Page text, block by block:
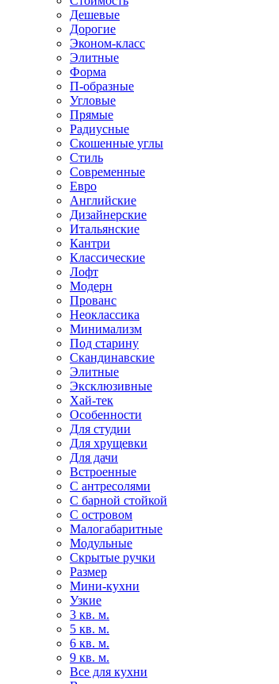
Дешевые
Дорогие
Эконом-класс
Элитные
Форма
П-образные
Угловые
Прямые
Радиусные
Скошенные углы
Стиль
Современные
Евро
Английские
Дизайнерские
Итальянские
Кантри
Классические
Лофт
Модерн
Прованс
Неоклассика
Минимализм
Под старину
Скандинавские
Элитные
Эксклюзивные
Хай-тек
Особенности
Для студии
Для хрущевки
Для дачи
Встроенные
С антресолями
С барной стойкой
С островом
Малогабаритные
Модульные
Скрытые ручки
Размер
Мини-кухни
Узкие
3 кв. м.
5 кв. м.
6 кв. м.
9 кв. м.
Все для кухни